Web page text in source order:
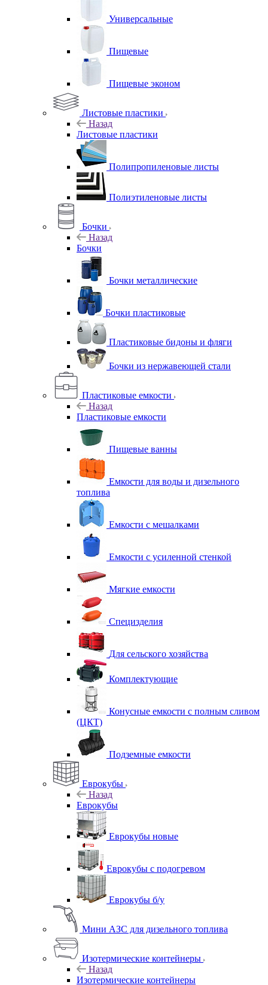
Универсальные
Пищевые
Пищевые эконом
Листовые пластики
Назад
Листовые пластики
Полипропиленовые листы
Полиэтиленовые листы
Бочки
Назад
Бочки
Бочки металлические
Бочки пластиковые
Пластиковые бидоны и фляги
Бочки из нержавеющей стали
Пластиковые емкости
Назад
Пластиковые емкости
Пищевые ванны
Емкости для воды и дизельного
топлива
Емкости с мешалками
Емкости с усиленной стенкой
Мягкие емкости
Специзделия
Для сельского хозяйства
Комплектующие
Конусные емкости с полным сливом
(ЦКТ)
Подземные емкости
Еврокубы
Назад
Еврокубы
Еврокубы новые
Еврокубы с подогревом
Еврокубы б/у
Мини АЗС для дизельного топлива
Изотермические контейнеры
Назад
Изотермические контейнеры